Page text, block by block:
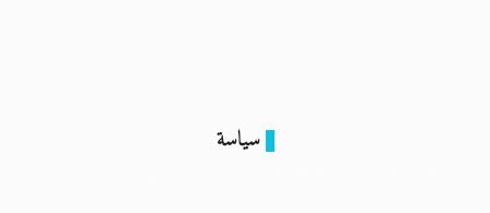
سياسة